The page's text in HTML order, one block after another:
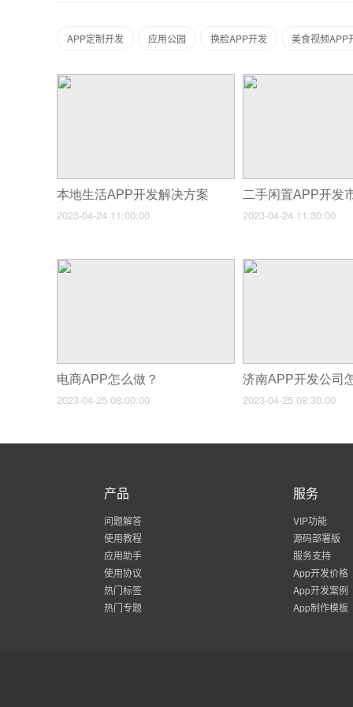
APP定制开发 应用公园 换脸APP开发 美食视频APP
本地生活APP开发解决方案
2023-04-24 11:00:00 2023-04-24 11:30:00
电商APP怎么做？
2023-04-25 08:00:00
济南APP开发公司
2023-04-25 08:30:00
产品
问题解答
使用教程
应用助手
使用协议
热门标签
热门专题
服务
VIP功能
源码部署版
服务支持
App开发价格
App开发案例
App制作模板